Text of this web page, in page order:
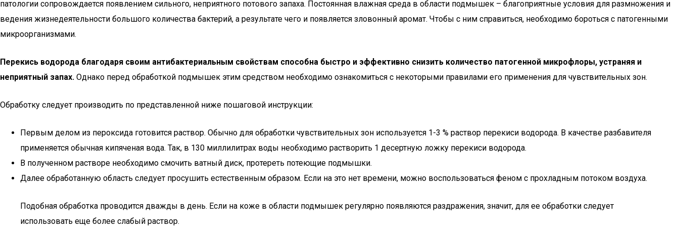
патологии сопровождается появлением сильного, неприятного потового запаха. Постоянная влажная среда в области подмышек – благоприятные условия для размножения и
ведения жизнедеятельности большого количества бактерий, а результате чего и появляется зловонный аромат. Чтобы с ним справиться, необходимо бороться с патогенными
микроорганизмами.
Перекись водорода благодаря своим антибактериальным свойствам способна быстро и эффективно снизить количество патогенной микрофлоры, устраняя и
неприятный запах. Однако перед обработкой подмышек этим средством необходимо ознакомиться с некоторыми правилами его применения для чувствительных зон.
Обработку следует производить по представленной ниже пошаговой инструкции:
Первым делом из пероксида готовится раствор. Обычно для обработки чувствительных зон используется 1-3 % раствор перекиси водорода. В качестве разбавителя
применяется обычная кипяченая вода. Так, в 130 миллилитрах воды необходимо растворить 1 десертную ложку перекиси водорода.
В полученном растворе необходимо смочить ватный диск, протереть потеющие подмышки.
Далее обработанную область следует просушить естественным образом. Если на это нет времени, можно воспользоваться феном с прохладным потоком воздуха.
Подобная обработка проводится дважды в день. Если на коже в области подмышек регулярно появляются раздражения, значит, для ее обработки следует
использовать еще более слабый раствор.